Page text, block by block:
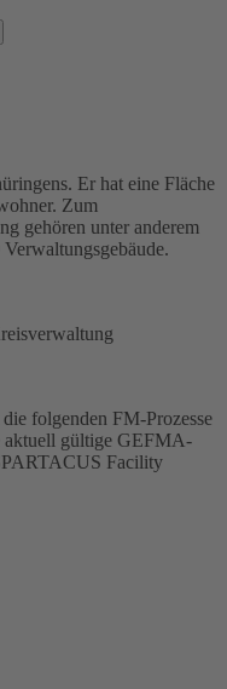
Er hat eine Fläche
Zum
gehören unter anderem
folgenden FM-Prozesse
aktuell gültige GEFMA-
Facility